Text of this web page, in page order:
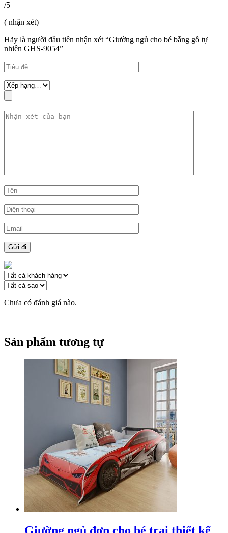
/5
( nhận xét)
Hãy là người đầu tiên nhận xét “Giường ngủ cho bé bằng gỗ tự
nhiên GHS-9054”
Chưa có đánh giá nào.
Sản phẩm tương tự